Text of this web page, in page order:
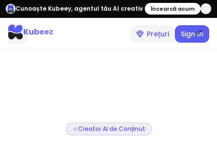
Cunoaște Kubeey, agentul tău AI creativ Încearcă acum
Prețuri Sign In
Kubeez
Creator AI de Conținut